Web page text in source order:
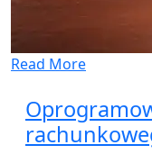
Read More